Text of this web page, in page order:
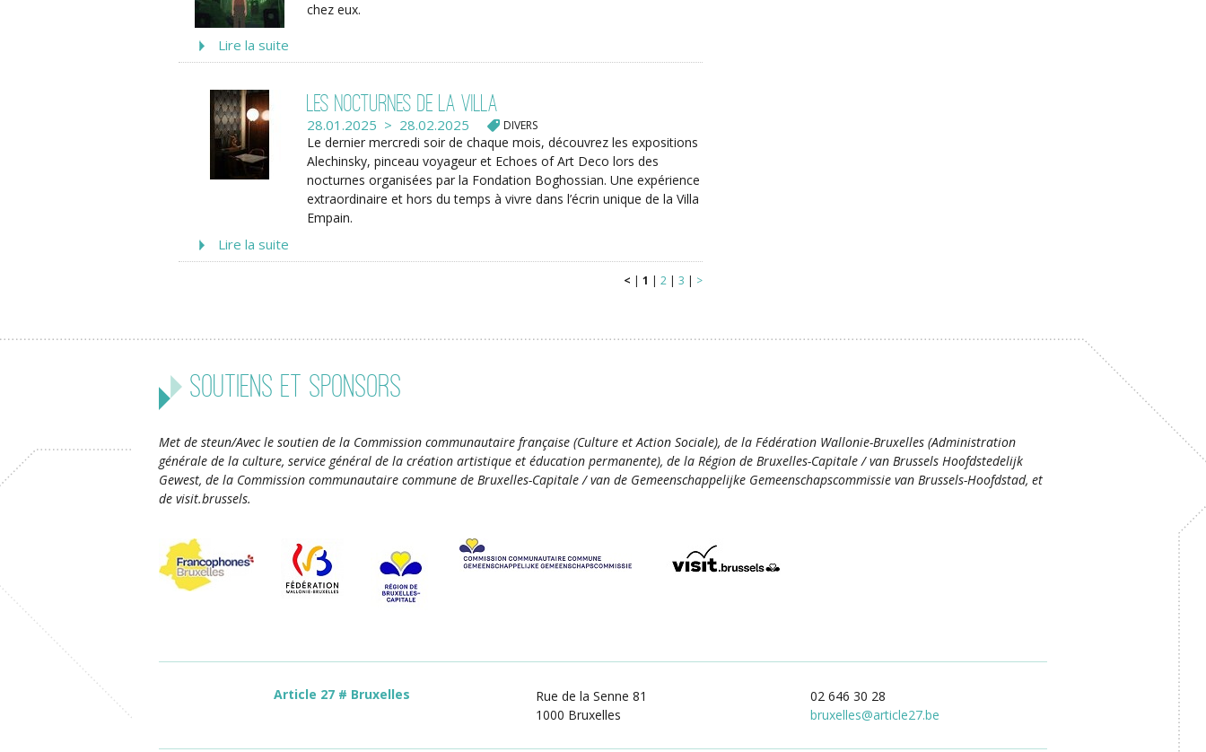
chez eux.
Lire la suite
Les Nocturnes de la Villa
28.01.2025 > 28.02.2025 DIVERS
Le dernier mercredi soir de chaque mois, découvrez les expositions
Alechinsky, pinceau voyageur et Echoes of Art Deco lors des
nocturnes organisées par la Fondation Boghossian. Une expérience
extraordinaire et hors du temps à vivre dans l’écrin unique de la Villa
Empain.
Lire la suite
< | 1 | 2 | 3 | >
Soutiens et sponsors
Met de steun/Avec le soutien de la Commission communautaire française (Culture et Action Sociale), de la Fédération Wallonie-Bruxelles (Administration
générale de la culture, service général de la création artistique et éducation permanente), de la Région de Bruxelles-Capitale / van Brussels Hoofdstedelijk
Gewest, de la Commission communautaire commune de Bruxelles-Capitale / van de Gemeenschappelijke Gemeenschapscommissie van Brussels-Hoofdstad, et
de visit.brussels.
Article 27 # Bruxelles
Rue de la Senne 81
1000 Bruxelles
02 646 30 28
bruxelles@article27.be